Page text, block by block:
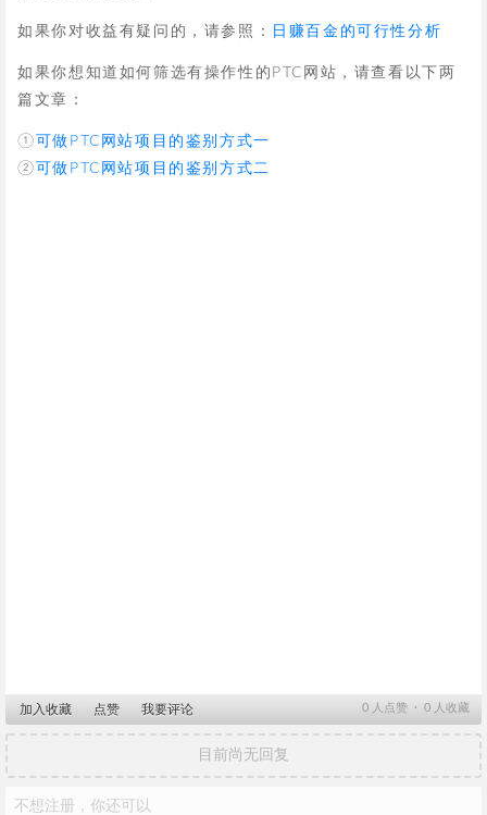
如果你对收益有疑问的，请参照： 日赚百金的可行性分析
如果你想知道如何筛选有操作性的PTC网站，请查看以下两
篇文章：
①可做PTC网站项目的鉴别方式一
②可做PTC网站项目的鉴别方式二
0 人点赞 ∙ 0 人收藏
加入收藏 点赞 我要评论
目前尚无回复
不想注册，你还可以